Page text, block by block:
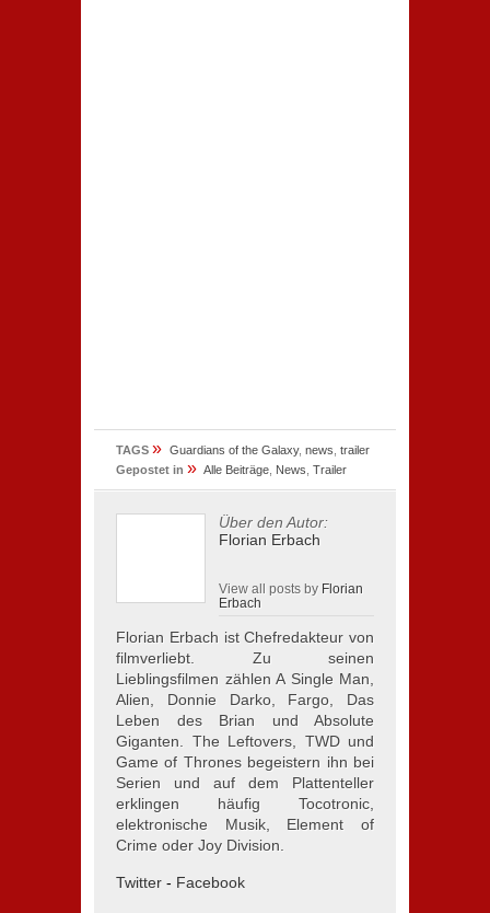
TAGS » Guardians of the Galaxy, news trailer
Gepostet in » Alle Beiträge News Trailer
Über den Autor:
Florian Erbach
View all posts by Florian
Erbach
Florian Erbach ist Chefredakteur von
filmverliebt. Zu seinen
Lieblingsfilmen zählen A Single Man,
Alien, Donnie Darko, Fargo, Das
Leben des Brian und Absolute
Giganten. The Leftovers, TWD und
Game of Thrones begeistern ihn bei
Serien und auf dem Plattenteller
erklingen häufig Tocotronic,
elektronische Musik, Element of
Crime oder Joy Division.
Twitter - Facebook